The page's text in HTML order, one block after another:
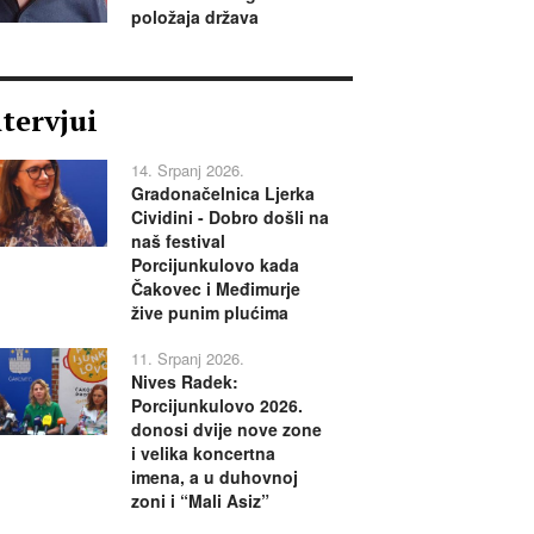
položaja država
14. Srpanj 2026.
Gradonačelnica Ljerka
Cividini - Dobro došli na
naš festival
Porcijunkulovo kada
Čakovec i Međimurje
žive punim plućima
11. Srpanj 2026.
Nives Radek:
Porcijunkulovo 2026.
donosi dvije nove zone
i velika koncertna
imena, a u duhovnoj
zoni i “Mali Asiz”